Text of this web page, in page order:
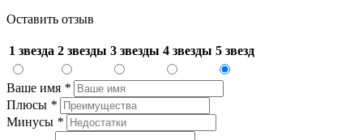
Оставить отзыв
1 звезда 2 звезды 3 звезды 4 звезды 5 звезд
Ваше имя *
Плюсы *
Минусы *